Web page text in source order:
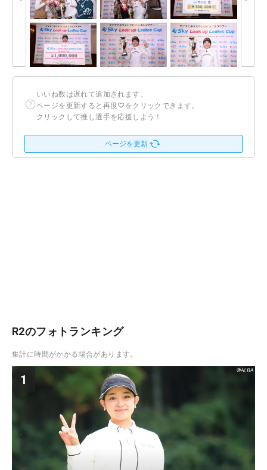
いいね数は遅れて追加されます。
ページを更新すると再度♡をクリックできます。
クリックして推し選手を応援しよう！
ページを更新
R2のフォトランキング
集計に時間がかかる場合があります。
1